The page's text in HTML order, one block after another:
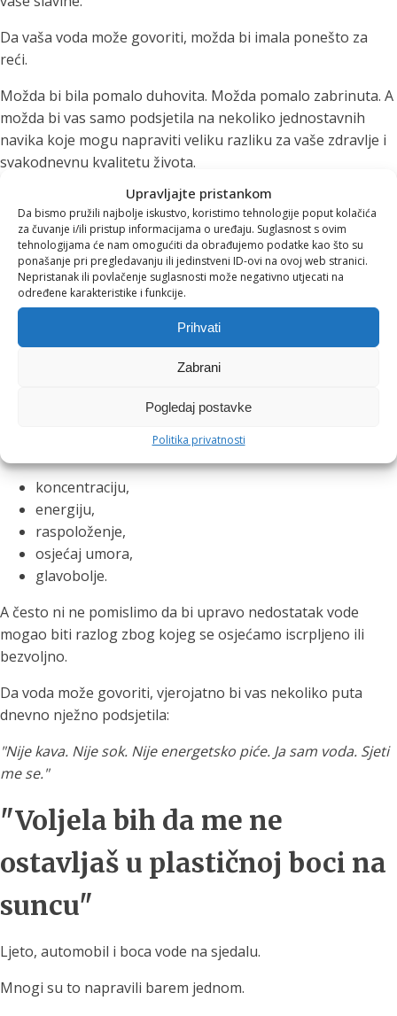
Upravljajte pristankom
Da bismo pružili najbolje iskustvo, koristimo tehnologije poput kolačića
za čuvanje i/ili pristup informacijama o uređaju. Suglasnost s ovim
tehnologijama će nam omogućiti da obrađujemo podatke kao što su
ponašanje pri pregledavanju ili jedinstveni ID-ovi na ovoj web stranici.
Nepristanak ili povlačenje suglasnosti može negativno utjecati na
određene karakteristike i funkcije.
Prihvati
Zabrani
Pogledaj postavke
Politika privatnosti
Da vaša voda može govoriti, možda bi imala ponešto za
reći.
Možda bi bila pomalo duhovita. Možda pomalo zabrinuta. A
možda bi vas samo podsjetila na nekoliko jednostavnih
navika koje mogu napraviti veliku razliku za vaše zdravlje i
svakodnevnu kvalitetu života.
"Hej, mogao bi me piti malo
češće"
Priznajmo.
Mnogi od nas čekaju da osjete žeđ prije nego posegnu za
upozorenje kako mu nedostaje tekućine.
Blaga dehidracija može utjecati na:
koncentraciju,
energiju,
raspoloženje,
osjećaj umora,
glavobolje.
A često ni ne pomislimo da bi upravo nedostatak vode
mogao biti razlog zbog kojeg se osjećamo iscrpljeno ili
bezvoljno.
Da voda može govoriti, vjerojatno bi vas nekoliko puta
dnevno nježno podsjetila:
"Nije kava. Nije sok. Nije energetsko piće. Ja sam voda. Sjeti
me se."
"Voljela bih da me ne
ostavljaš u plastičnoj boci na
suncu"
Ljeto, automobil i boca vode na sjedalu.
Mnogi su to napravili barem jednom.